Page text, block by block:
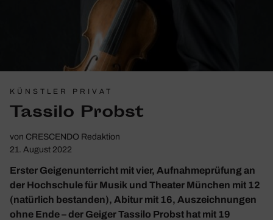
KÜNSTLER PRIVAT
Tassilo Probst
von CRESCENDO Redaktion
21. August 2022
Erster Geigenunterricht mit vier, Aufnahmeprüfung an
der Hochschule für Musik und Theater München mit 12
(natürlich bestanden), Abitur mit 16, Auszeichnungen
ohne Ende – der Geiger Tassilo Probst hat mit 19